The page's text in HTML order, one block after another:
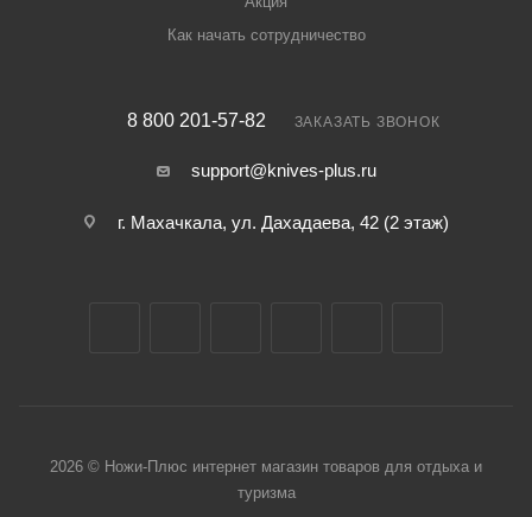
Как начать сотрудничество
8 800 201-57-82 ЗАКАЗАТЬ ЗВОНОК
support@knives-plus.ru
г. Махачкала, ул. Дахадаева, 42 (2 этаж)
2026 © Ножи-Плюс интернет магазин товаров для отдыха и
туризма